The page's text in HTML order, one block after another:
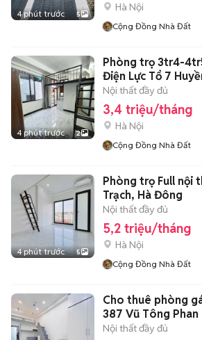
4 phút trước 5
Hà Nội
Cộng Đồng Nhà Đất
4 phút trước 2
Phòng trọ 3tr4-
Điện Lực Tổ 7
Nội thất đầy đủ
3,4 triệu/tháng
Hà Nội
Cộng Đồng Nhà Đất
4 phút trước 5
Phòng trọ Full nội
Trạch, Hà Đông
Nội thất đầy đủ
5,2 triệu/tháng
Hà Nội
Cộng Đồng Nhà Đất
Cho thuê phòng
387 Vũ Tông Phan
Nội thất đầy đủ